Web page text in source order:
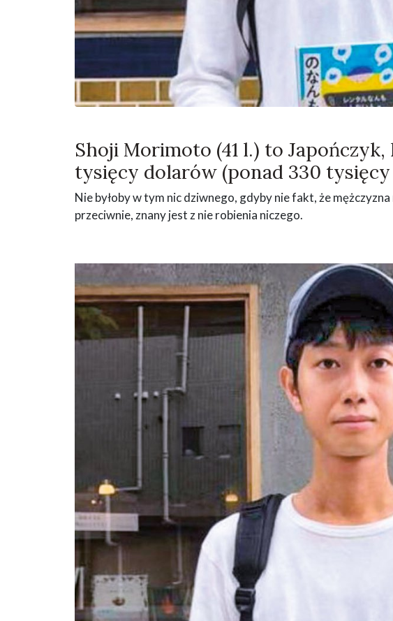
Shoji Morimoto (41 l.) to
tysięcy dolarów (ponad 330 tysięcy
Nie byłoby w tym nic dziwnego, gdyby nie fakt, że
przeciwnie, znany jest z nie robienia niczego.